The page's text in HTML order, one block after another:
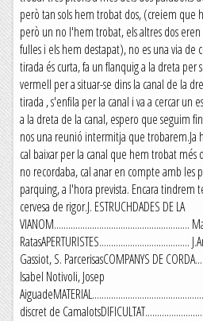
però tan sols hem trobat dos, (creiem que
però un no l'hem trobat, els altres dos
fulles i els hem destapat), no es una via de
tirada és curta, fa un flanquig a la dreta per
vermell per a situar-se dins la canal de la
tirada , s'enfila per la canal i va a cercar un
a la dreta de la canal, espero que seguim
nos una reunió intermitja que trobarem.Ja
cal baixar per la canal que hem trobat més
no recordaba, cal anar en compte amb les
parquing, a l'hora prevista. Encara tindrem
cervesa de rigor.J. ESTRUCHDADES DE LA
VIANOM.........................................................
RatasAPERTURISTES......................................
Gassiot, S. ParcerisasCOMPANYS DE
Isabel Notivoli, Josep
discret de